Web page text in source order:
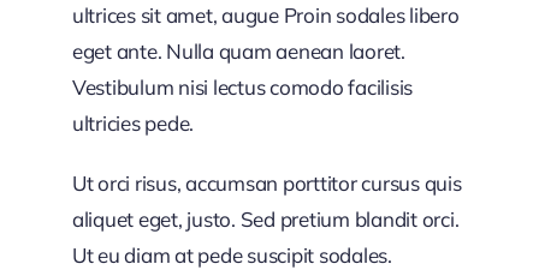
ultrices sit amet, augue Proin sodales libero
eget ante. Nulla quam aenean laoret.
Vestibulum nisi lectus comodo facilisis
ultricies pede.
Ut orci risus, accumsan porttitor cursus quis
aliquet eget, justo. Sed pretium blandit orci.
Ut eu diam at pede suscipit sodales.